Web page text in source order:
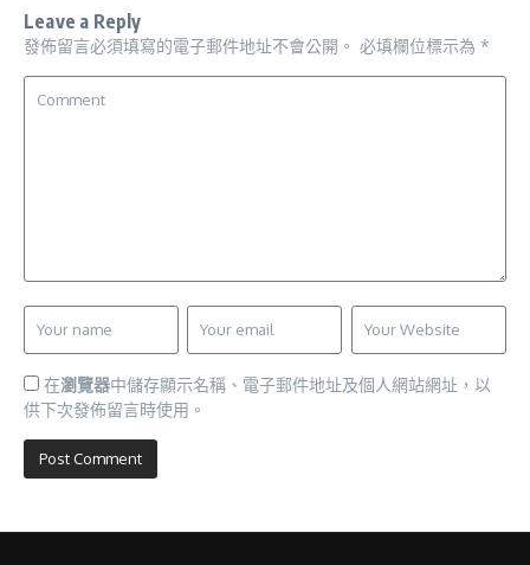
Leave a Reply
發佈留言必須填寫的電子郵件地址不會公開。 必填欄位標示為 *
在瀏覽器中儲存顯示名稱、電子郵件地址及個人網站網址，以
供下次發佈留言時使用。